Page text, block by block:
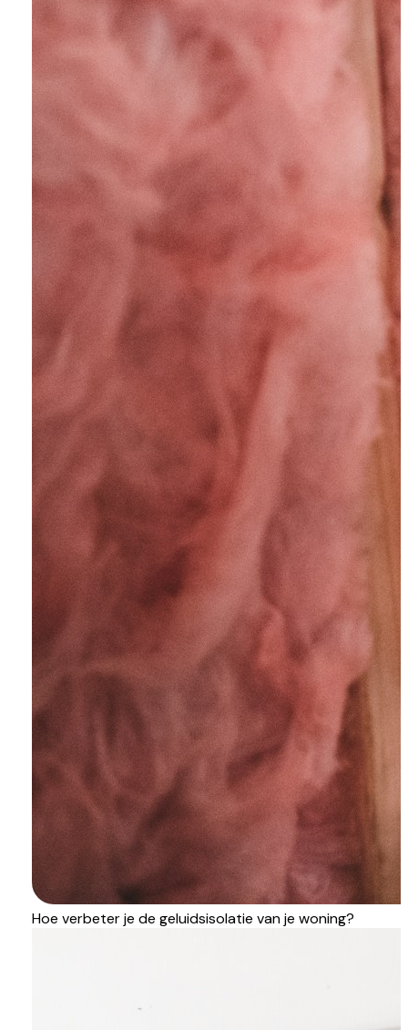
Hoe verbeter je de geluidsisolatie van je woning?